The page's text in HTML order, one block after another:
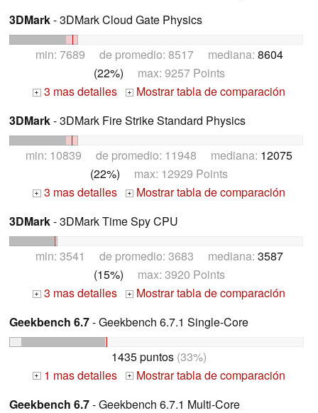
3DMark- 3DMark Cloud Gate Physics
min: 7689 de promedio: 8517 mediana: 8604
(22%) max: 9257 Points
+ 3 mas detalles +
Mostrar tabla de comparación
3DMark- 3DMark Fire Strike Standard Physics
min: 10839 de promedio: 11948 mediana: 12075
(22%) max: 12929 Points
+ 3 mas detalles +
Mostrar tabla de comparación
3DMark- 3DMark Time Spy CPU
min: 3541 de promedio: 3683 mediana: 3587
(15%) max: 3920 Points
+ 3 mas detalles +
Mostrar tabla de comparación
Geekbench 6.7- Geekbench 6.7.1 Single-Core
1435 puntos (33%)
+ 1 mas detalles +
Mostrar tabla de comparación
Geekbench 6.7- Geekbench 6.7.1 Multi-Core